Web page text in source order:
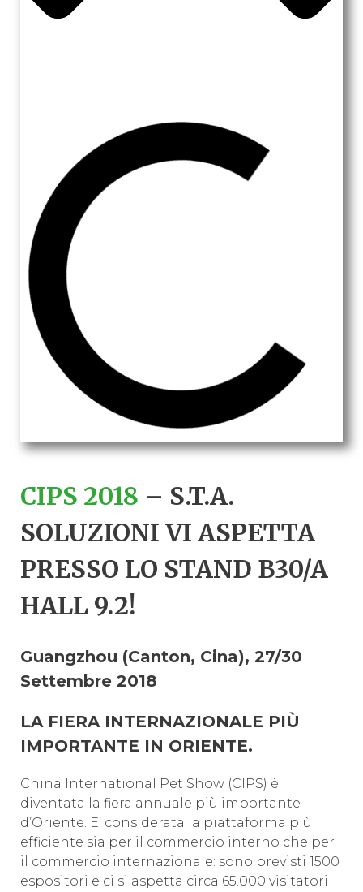
CIPS 2018 – S.T.A.
SOLUZIONI VI ASPETTA
PRESSO LO STAND B30/A
HALL 9.2!
Guangzhou (Canton, Cina), 27/30
Settembre 2018
LA FIERA INTERNAZIONALE PIÙ
IMPORTANTE IN ORIENTE.
China International Pet Show (CIPS) è
diventata la fiera annuale più importante
d’Oriente. E’ considerata la piattaforma più
efficiente sia per il commercio interno che per
il commercio internazionale: sono previsti 1500
espositori e ci si aspetta circa 65.000 visitatori